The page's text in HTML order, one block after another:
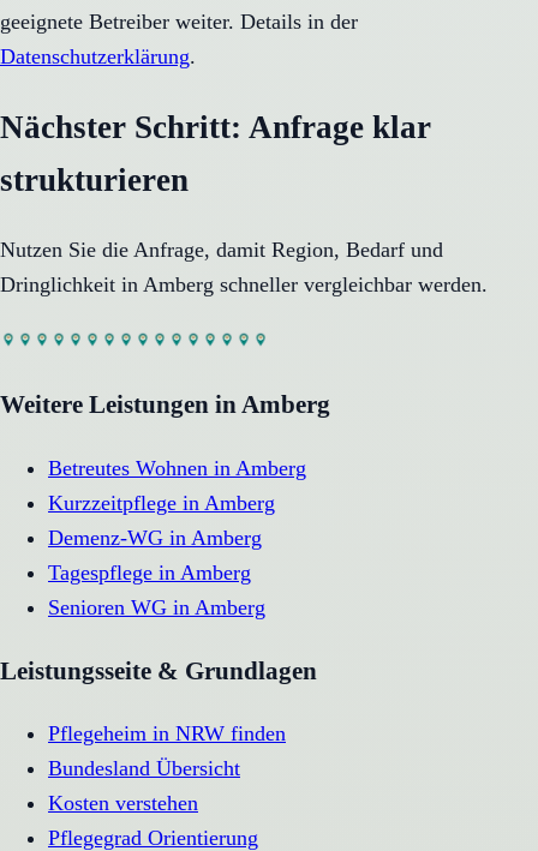
geeignete Betreiber weiter. Details in der
Datenschutzerklärung.
Nächster Schritt: Anfrage klar
strukturieren
Nutzen Sie die Anfrage, damit Region, Bedarf und
Dringlichkeit in Amberg schneller vergleichbar werden.
Weitere Leistungen inAmberg
Betreutes Wohnen in Amberg
Kurzzeitpflege in Amberg
Demenz-WG in Amberg
Tagespflege in Amberg
Senioren WG in Amberg
Leistungsseite & Grundlagen
Pflegeheim in NRW finden
Bundesland Übersicht
Kosten verstehen
Pflegegrad Orientierung